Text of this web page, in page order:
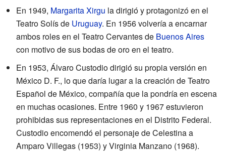
En 1949, Margarita Xirgu la dirigió y protagonizó en el
Teatro Solís de Uruguay. En 1956 volvería a encarnar
ambos roles en el Teatro Cervantes de Buenos Aires
con motivo de sus bodas de oro en el teatro.
En 1953, Álvaro Custodio dirigió su propia versión en
México D. F., lo que daría lugar a la creación de Teatro
Español de México, compañía que la pondría en escena
en muchas ocasiones. Entre 1960 y 1967 estuvieron
prohibidas sus representaciones en el Distrito Federal.
Custodio encomendó el personaje de Celestina a
Amparo Villegas (1953) y Virginia Manzano (1968).